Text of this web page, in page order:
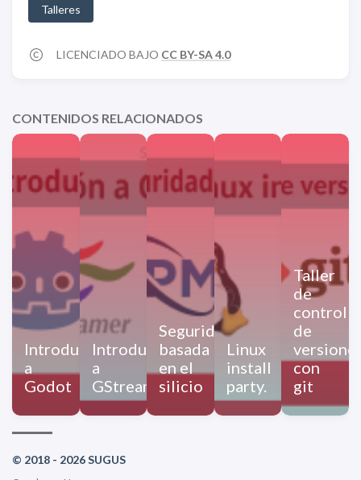
Talleres
LICENCIADO BAJO CC BY-SA 4.0
CONTENIDOS RELACIONADOS
Introducción
a
Godot
Introducción
a
GStreamer
Seguridad
basada
en el
silicio
Linux
install
party.
Taller
de
control
de
con
git
© 2018 - 2026 SUGUS